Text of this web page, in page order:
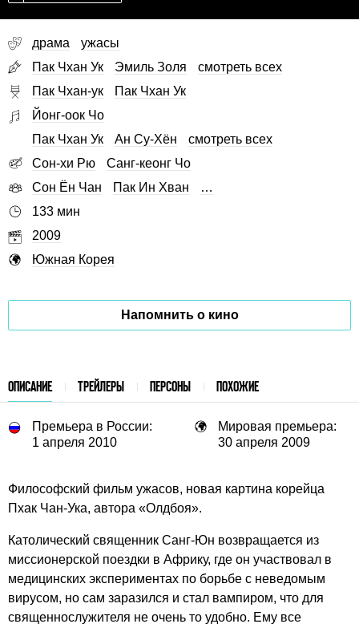
драма
ужасы
Пак Чхан Ук
Эмиль Золя
смотреть всех
Пак Чхан-ук
Пак Чхан Ук
Йонг-оок Чо
Пак Чхан Ук
Ан Су-Хён
смотреть всех
Сон-хи Рю
Санг-кеонг Чо
Сон Ён Чан
Пак Ин Хван
…
133 мин
2009
Южная Корея
Напомнить о кино
ОПИСАНИЕ ТРЕЙЛЕРЫ ПЕРСОНЫ ПОХОЖИЕ
Премьера в России:
1 апреля 2010
Мировая премьера:
30 апреля 2009
Философский фильм ужасов, новая картина корейца
Пхак Чан-Ука, автора «Олдбоя».
Католический священник Санг-Юн возвращается из
миссионерской поездки в Африку, где он участвовал в
медицинских экспериментах по борьбе с неведомым
вирусом, но сам заразился и стал вампиром, что для
священнослужителя не очень то удобно. Ему все